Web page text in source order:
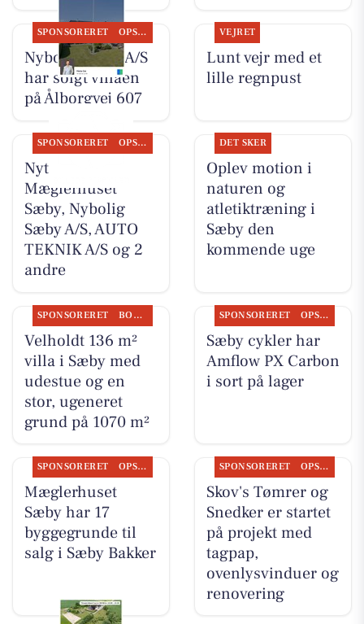
SPONSORERET OPSLAGSTAVLEN
Nybolig Sæby A/S
har solgt villaen
på Ålborgvej 607
VEJRET
Lunt vejr med et
lille regnpust
SPONSORERET OPSLAGSTAVLEN
Nyt fra
Mæglerhuset
Sæby, Nybolig
Sæby A/S, AUTO
TEKNIK A/S og 2
andre
DET SKER
Oplev motion i
naturen og
atletiktræning i
Sæby den
kommende uge
SPONSORERET BOLIGMARKED
Velholdt 136 m²
villa i Sæby med
udestue og en
stor, ugeneret
grund på 1070 m²
SPONSORERET OPSLAGSTAVLEN
Sæby cykler har
Amflow PX Carbon
i sort på lager
SPONSORERET OPSLAGSTAVLEN
Mæglerhuset
Sæby har 17
byggegrunde til
salg i Sæby Bakker
SPONSORERET OPSLAGSTAVLEN
Skov's Tømrer og
Snedker er startet
på projekt med
tagpap,
ovenlysvinduer og
renovering